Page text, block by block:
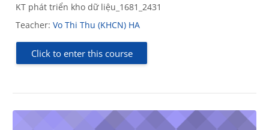
KT phát triển kho dữ liệu_1681_2431
Teacher: Vo Thi Thu (KHCN) HA
Click to enter this course